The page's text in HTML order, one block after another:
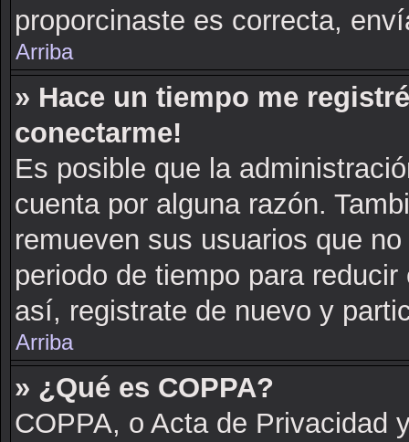
proporcinaste es correcta,
Arriba
» Hace un tiempo me
conectarme!
Es posible que la
cuenta por alguna razón.
remueven sus usuarios que
periodo de tiempo para
así, registrate de nuevo y
Arriba
» ¿Qué es COPPA?
COPPA, o Acta de Privacidad